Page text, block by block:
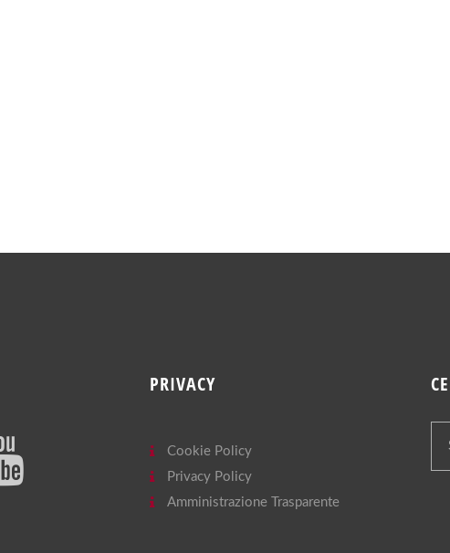
PRIVACY
Cookie Policy
Privacy Policy
Amministrazione Trasparente